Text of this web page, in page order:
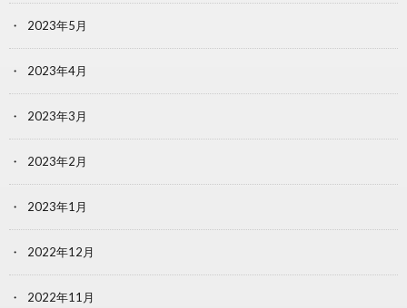
2023年5月
2023年4月
2023年3月
2023年2月
2023年1月
2022年12月
2022年11月